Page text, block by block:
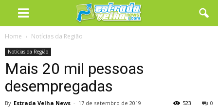
Home Notícias da Região
Notícias da Região
Mais 20 mil pessoas
desempregadas
By Estrada Velha News - 17 de setembro de 2019 0
523